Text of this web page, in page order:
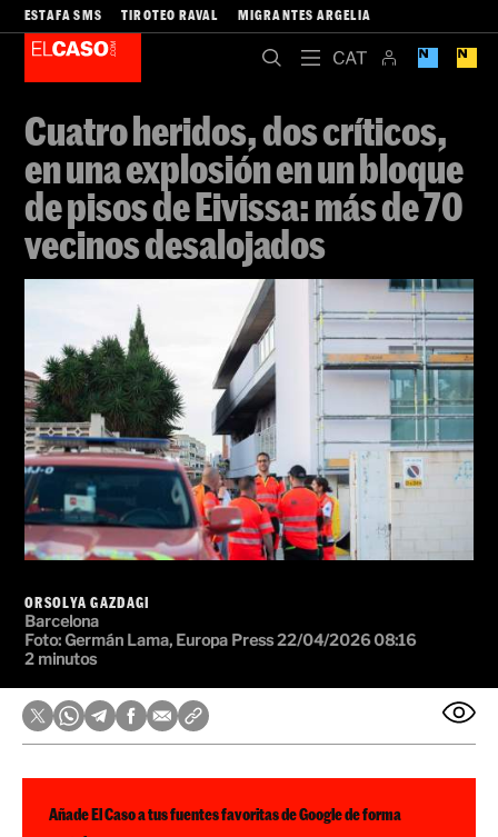
ESTAFA SMS TIROTEO RAVAL MIGRANTES ARGELIA
Cuatro heridos, dos críticos,
en una explosión en un bloque
de pisos de Eivissa: más de 70
vecinos desalojados
ORSOLYA GAZDAGI
Barcelona
Foto: Germán Lama, Europa Press22/04/2026 08:16
2 minutos
Añade El Caso a tus fuentes favoritas de Google de forma